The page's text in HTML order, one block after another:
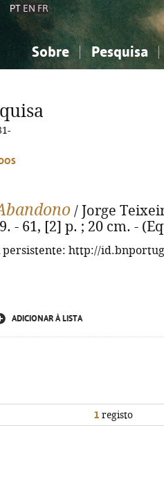
PT EN FR
Sobre Pesquisa
Ciências sociais...
Ciências sociais...
/ Jorge
- 61, [2] p. ; 20 cm. -
http://
ADICIONAR À LISTA
1 registo